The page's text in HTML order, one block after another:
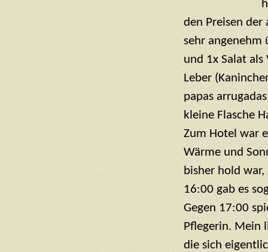
den Preisen der
sehr angenehm
und 1x Salat als
Leber
papas
kleine Flasche
Zum Hotel war
Wärme und
bisher hold
16:00 gab es
Gegen 17:00
Pflegerin. Mein
die sich